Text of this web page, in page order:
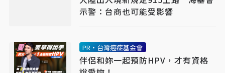
示警：台商也可能受影響
PR・台灣癌症基金會
伴侶和妳一起預防HPV，才有資格